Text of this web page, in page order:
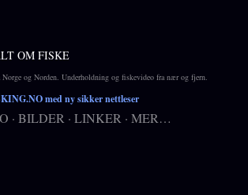
OM FISKE
og Norden. Underholdning og fiskevideo fra nær og fjern.
med ny sikker nettleser
BILDER LINKER MER…